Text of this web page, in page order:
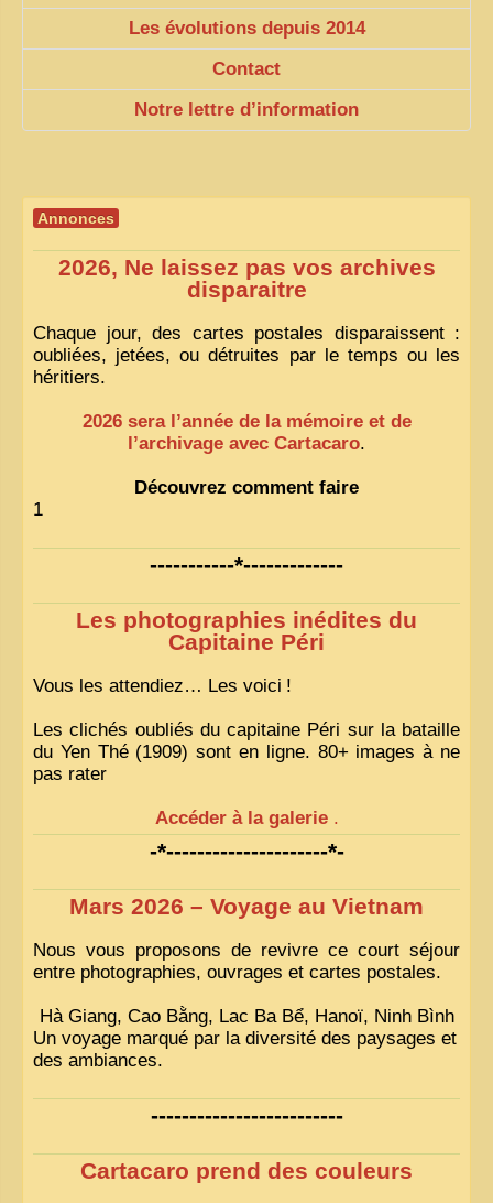
Les évolutions depuis 2014
Contact
Notre lettre d’information
Annonces
2026, Ne laissez pas vos archives
disparaitre
Chaque jour, des cartes postales disparaissent :
oubliées, jetées, ou détruites par le temps ou les
héritiers.
2026 sera l’année de la mémoire et de
l’archivage avec Cartacaro.
Découvrez comment faire
1
-----------*-------------
Les photographies inédites du
Capitaine Péri
Vous les attendiez… Les voici !
Les clichés oubliés du capitaine Péri sur la bataille
du Yen Thé (1909) sont en ligne. 80+ images à ne
pas rater
Accéder à la galerie .
-*---------------------*-
Mars 2026 – Voyage au Vietnam
Nous vous proposons de revivre ce court séjour
entre photographies, ouvrages et cartes postales.
Hà Giang, Cao Bằng, Lac Ba Bể, Hanoï, Ninh Bình
Un voyage marqué par la diversité des paysages et
des ambiances.
-------------------------
Cartacaro prend des couleurs